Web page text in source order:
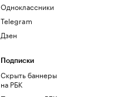
Одноклассники
Telegram
Дзен
Подписки
Скрыть баннеры
на РБК